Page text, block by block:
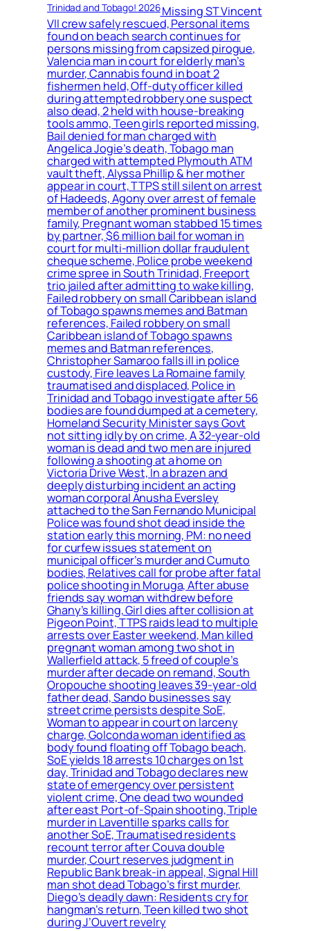
Trinidad and Tobago! 2026Missing ST Vincent
VII crew safely rescued, Personal items
found on beach search continues for
persons missing from capsized pirogue,
Valencia man in court for elderly man’s
murder, Cannabis found in boat 2
fishermen held, Off-duty officer killed
during attempted robbery one suspect
also dead, 2 held with house-breaking
tools ammo, Teen girls reported missing,
Bail denied for man charged with
Angelica Jogie’s death, Tobago man
charged with attempted Plymouth ATM
vault theft, Alyssa Phillip & her mother
appear in court, TTPS still silent on arrest
of Hadeeds, Agony over arrest of female
member of another prominent business
family, Pregnant woman stabbed 15 times
by partner, $6 million bail for woman in
court for multi-million dollar fraudulent
cheque scheme, Police probe weekend
crime spree in South Trinidad, Freeport
trio jailed after admitting to wake killing,
Failed robbery on small Caribbean island
of Tobago spawns memes and Batman
references, Failed robbery on small
Caribbean island of Tobago spawns
memes and Batman references,
Christopher Samaroo falls ill in police
custody, Fire leaves La Romaine family
traumatised and displaced, Police in
Trinidad and Tobago investigate after 56
bodies are found dumped at a cemetery,
Homeland Security Minister says Govt
not sitting idly by on crime, A 32-year-old
woman is dead and two men are injured
following a shooting at a home on
Victoria Drive West, In a brazen and
deeply disturbing incident an acting
woman corporal Anusha Eversley
attached to the San Fernando Municipal
Police was found shot dead inside the
station early this morning, PM: no need
for curfew issues statement on
municipal officer’s murder and Cumuto
bodies, Relatives call for probe after fatal
police shooting in Moruga, After abuse
friends say woman withdrew before
Ghany’s killing, Girl dies after collision at
Pigeon Point, TTPS raids lead to multiple
arrests over Easter weekend, Man killed
pregnant woman among two shot in
Wallerfield attack, 5 freed of couple’s
murder after decade on remand, South
Oropouche shooting leaves 39-year-old
father dead, Sando businesses say
street crime persists despite SoE,
Woman to appear in court on larceny
charge, Golconda woman identified as
body found floating off Tobago beach,
SoE yields 18 arrests 10 charges on 1st
day, Trinidad and Tobago declares new
state of emergency over persistent
violent crime, One dead two wounded
after east Port-of-Spain shooting, Triple
murder in Laventille sparks calls for
another SoE, Traumatised residents
recount terror after Couva double
murder, Court reserves judgment in
Republic Bank break-in appeal, Signal Hill
man shot dead Tobago’s first murder,
Diego’s deadly dawn: Residents cry for
hangman’s return, Teen killed two shot
during J’Ouvert revelry